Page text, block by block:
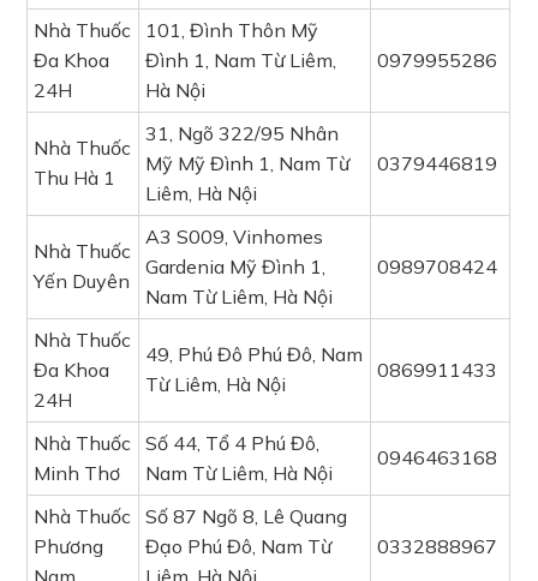
Nhà Thuốc
Đa Khoa
24H
101, Đình Thôn Mỹ
Đình 1, Nam Từ Liêm,
Hà Nội
0979955286
Nhà Thuốc
Thu Hà 1
31, Ngõ 322/95 Nhân
Mỹ Mỹ Đình 1, Nam Từ
Liêm, Hà Nội
0379446819
Nhà Thuốc
Yến Duyên
A3 S009, Vinhomes
Gardenia Mỹ Đình 1,
Nam Từ Liêm, Hà Nội
0989708424
Nhà Thuốc
Đa Khoa
24H
49, Phú Đô Phú Đô, Nam
Từ Liêm, Hà Nội
0869911433
Nhà Thuốc
Minh Thơ
Số 44, Tổ 4 Phú Đô,
Nam Từ Liêm, Hà Nội
0946463168
Nhà Thuốc
Phương
Nam
Số 87 Ngõ 8, Lê Quang
Đạo Phú Đô, Nam Từ
Liêm, Hà Nội
0332888967